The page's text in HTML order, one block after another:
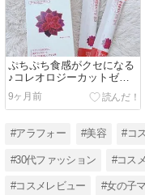
ぷちぷち食感がクセになる
♪コレオロジーカットゼリ
ー
9ヶ月前
#アラフォー #美容 #コ
#30代ファッション #コス
#コスメレビュー #女の子